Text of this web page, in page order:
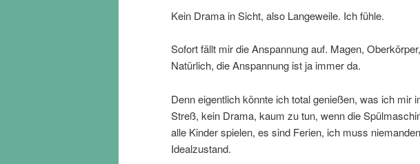
Kein Drama in Sicht, also Langeweile. Ich fühle.
Sofort fällt mir die Anspannung auf. Magen,
Natürlich, die Anspannung ist ja immer da.
Denn eigentlich könnte ich total genießen, was ich mir
Streß, kein Drama, kaum zu tun, wenn die
alle Kinder spielen, es sind Ferien, ich muss
Idealzustand.